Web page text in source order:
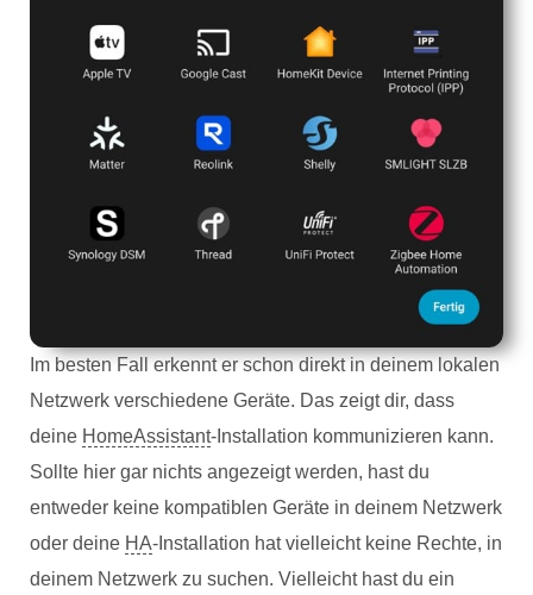
Im besten Fall erkennt er schon direkt in deinem lokalen
Netzwerk verschiedene Geräte. Das zeigt dir, dass
deine HomeAssistant-Installation kommunizieren kann.
Sollte hier gar nichts angezeigt werden, hast du
entweder keine kompatiblen Geräte in deinem Netzwerk
oder deine HA-Installation hat vielleicht keine Rechte, in
deinem Netzwerk zu suchen. Vielleicht hast du ein